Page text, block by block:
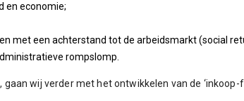
en economie;
met een achterstand tot de arbeidsmarkt (social
rompslomp.
wij verder met het ontwikkelen van de ‘inkoop-